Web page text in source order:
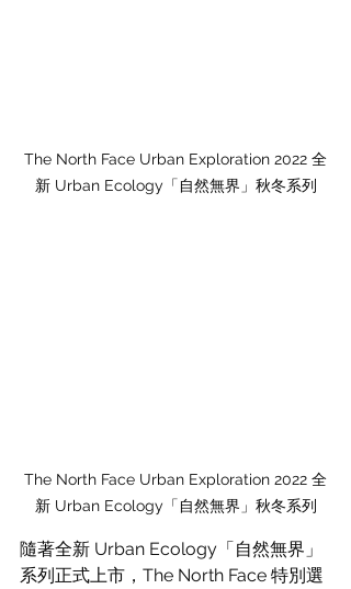
The North Face Urban Exploration 2022 全
新 Urban Ecology「自然無界」秋冬系列
The North Face Urban Exploration 2022 全
新 Urban Ecology「自然無界」秋冬系列
隨著全新 Urban Ecology「自然無界」
系列正式上市，The North Face 特別選